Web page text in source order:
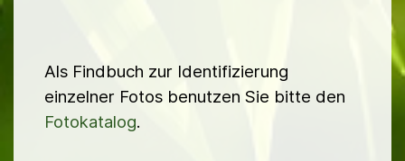
Als Findbuch zur Identifizierung
einzelner Fotos benutzen Sie bitte den
Fotokatalog.